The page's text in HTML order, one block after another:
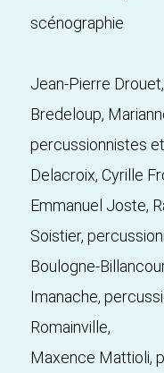
scénographie
Jean-Pierre
Bredeloup,
percussionnistes
Delacroix, Cyrille
Emmanuel Joste,
Soistier,
Boulogne-
Imanache,
Romainville,
Maxence Mattioli,